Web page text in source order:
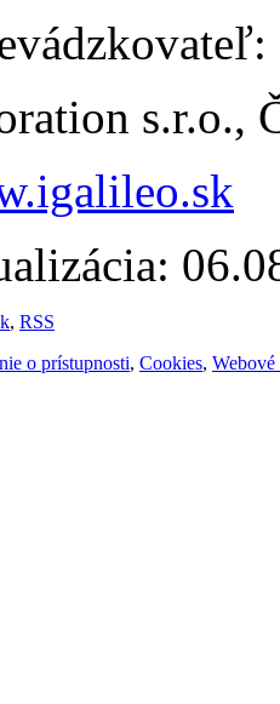
s.r.o.,
, RSS
o prístupnosti, Cookies, Webové